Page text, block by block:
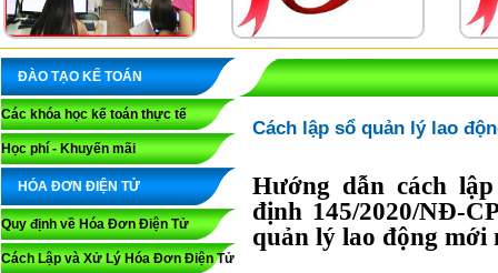
ĐÀO TẠO KẾ TOÁN
Các khóa học kế toán thực tế
Học phí - Khuyến mãi
HÓA ĐƠN ĐIỆN TỬ
Quy định về Hóa Đơn Điện Tử
Cách Lập và Xử Lý Hóa Đơn Điện Tử
Cách lập sổ quản lý lao
Hướng dẫn cách
định 145/2020/NĐ-
quản lý lao động mới